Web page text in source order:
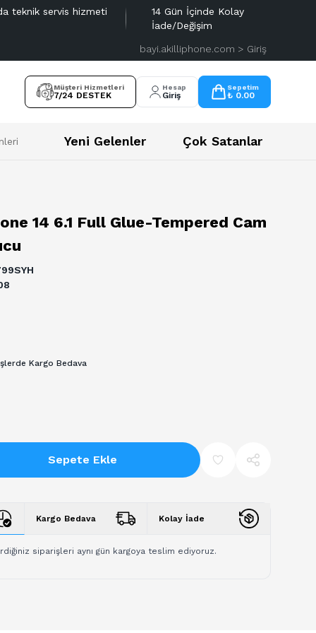
teknik servis hizmeti
14 Gün İçinde Kolay
İade/Değişim
bayi.akilliphone.com > Giriş
Müşteri Hizmetleri
7/24 DESTEK
Hesap
Giriş
Sepetim
₺ 0.00
Yeni Gelenler Çok Satanlar
14 6.1 Full Glue-Tempered Cam
Kargo Bedava
Sepete Ekle
Kargo Bedava Kolay İade
siparişleri aynı gün kargoya teslim ediyoruz.